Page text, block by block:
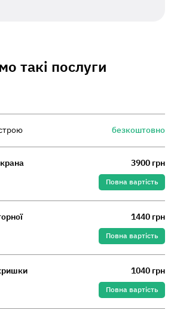
такі послуги
безкоштовно
3900 грн
Повна вартість
1440 грн
Повна вартість
1040 грн
Повна вартість